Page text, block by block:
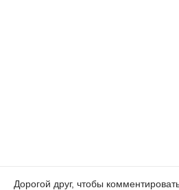
Дорогой друг, чтобы